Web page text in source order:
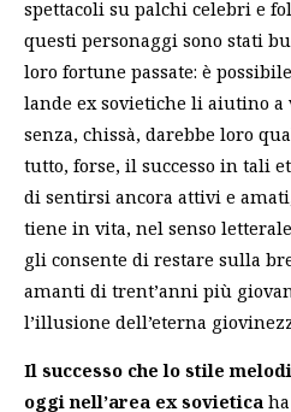
spettacoli su palchi celebri e
questi personaggi sono stati
loro fortune passate: è
lande ex sovietiche li aiutino a
senza, chissà, darebbe loro
tutto, forse, il successo in tali
di sentirsi ancora attivi e
tiene in vita, nel senso
gli consente di restare sulla
amanti di trent’anni più
l’illusione dell’eterna
Il successo che lo stile
oggi nell’area ex sovietica